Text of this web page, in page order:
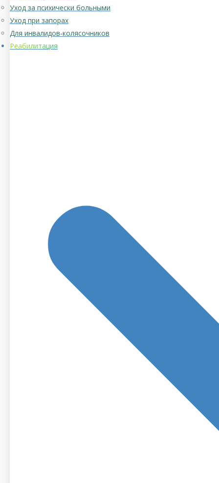
Уход за психически больными
Уход при запорах
Для инвалидов-колясочников
Реабилитация